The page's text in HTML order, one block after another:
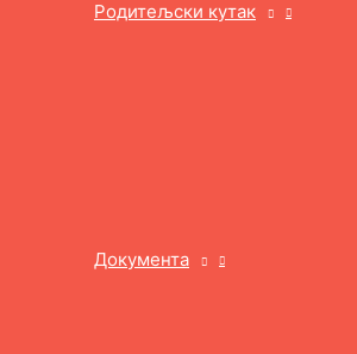
Родитељски кутак
Документа